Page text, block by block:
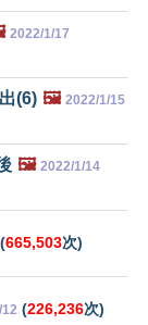
2022/1/17
(6) 🖼️ 2022/1/15
🖼️ 2022/1/14
(665,503次)
(226,236次)